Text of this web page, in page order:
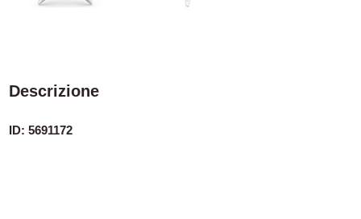
Descrizione
ID: 5691172